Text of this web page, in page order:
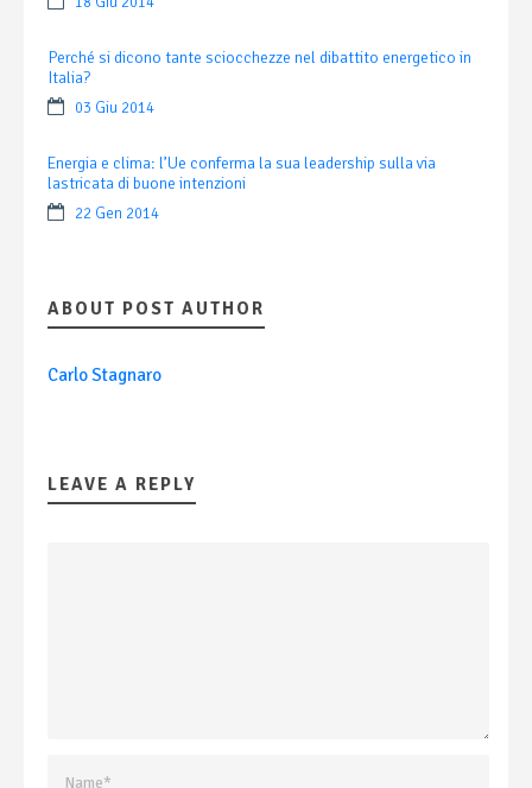
Perché si dicono tante sciocchezze nel dibattito energetico in
Italia?
03 Giu 2014
Energia e clima: l’Ue conferma la sua leadership sulla via
lastricata di buone intenzioni
22 Gen 2014
ABOUT POST AUTHOR
Carlo Stagnaro
LEAVE A REPLY